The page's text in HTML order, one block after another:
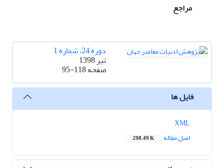
مراجع
دوره 24، شماره 1
تیر 1398
صفحه95-118
فایل ها
اصل مقاله
298.49 K